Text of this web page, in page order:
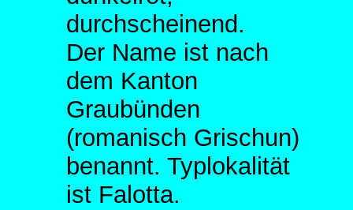
durchscheinend.
Der Name ist nach
dem Kanton
Graubünden
(romanisch Grischun)
benannt. Typlokalität
ist Falotta.